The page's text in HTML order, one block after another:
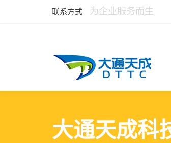
联系方式 为企业服务而生
大通天成科